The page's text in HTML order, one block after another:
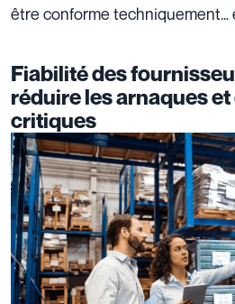
être conforme techniquement…
Fiabilité des
réduire les arnaques
critiques